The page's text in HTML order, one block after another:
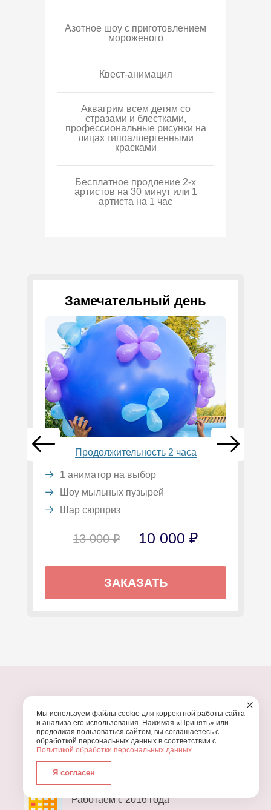
Азотное шоу с приготовлением
мороженого
Квест-анимация
Аквагрим всем детям со
стразами и блестками,
профессиональные рисунки на
лицах гипоаллергенными
красками
Бесплатное продление 2-х
артистов на 30 минут или 1
артиста на 1 час
Замечательный день
Продолжительность 2 часа
1 аниматор на выбор
Шоу мыльных пузырей
Шар сюрприз
13 000 ₽ 10 000 ₽
ЗАКАЗАТЬ
ПОЧЕМУ МЫ?
УЗНАЙТЕ, ПОЧЕМУ ПРОВЕДЕНИЕВАШЕГО
ПРАЗДНИКА СТОИТ ДОВЕРИТЬ НАМ
Работаем с 2016 года
Мы используем файлы cookie для корректной работы сайта
и анализа его использования. Нажимая «Принять» или
продолжая пользоваться сайтом, вы соглашаетесь с
обработкой персональных данных в соответствии с
Политикой обработки персональных данных.
Я согласен